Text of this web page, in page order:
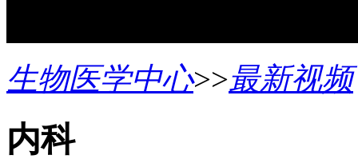
生物医学中心>>最新视频
内科